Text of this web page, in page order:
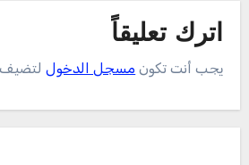
اترك تعليقاً
يجب أنت تكون مسجل الدخوللتضيف